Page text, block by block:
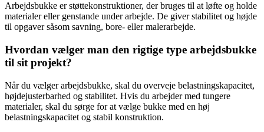
Arbejdsbukke er støttekonstruktioner, der bruges til at løfte og holde
materialer eller genstande under arbejde. De giver stabilitet og højde
til opgaver såsom savning, bore- eller malerarbejde.
Hvordan vælger man den rigtige type arbejdsbukke
til sit projekt?
Når du vælger arbejdsbukke, skal du overveje belastningskapacitet,
højdejusterbarhed og stabilitet. Hvis du arbejder med tungere
materialer, skal du sørge for at vælge bukke med en høj
belastningskapacitet og stabil konstruktion.